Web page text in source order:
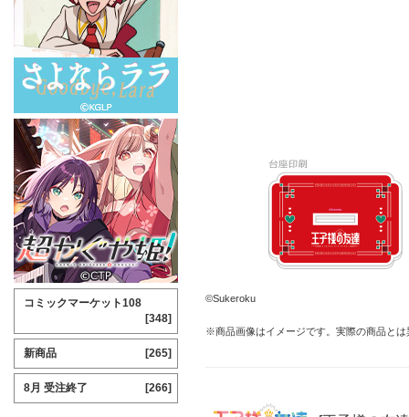
©Sukeroku
※商品画像はイメージです。実際の商品と
コミックマーケット108
[348]
新商品 [265]
8月 受注終了 [266]